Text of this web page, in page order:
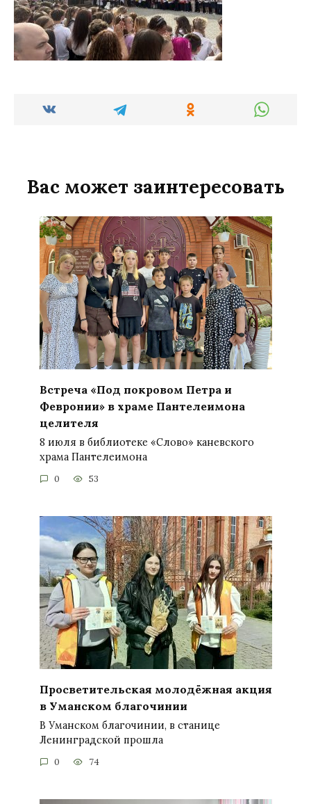
Вас может заинтересовать
Встреча «Под покровом Петра и
Февронии» в храме Пантелеимона
целителя
8 июля в библиотеке «Слово» каневского
храма Пантелеимона
0 53
Просветительская молодёжная акция
в Уманском благочинии
В Уманском благочинии, в станице
Ленинградской прошла
0 74